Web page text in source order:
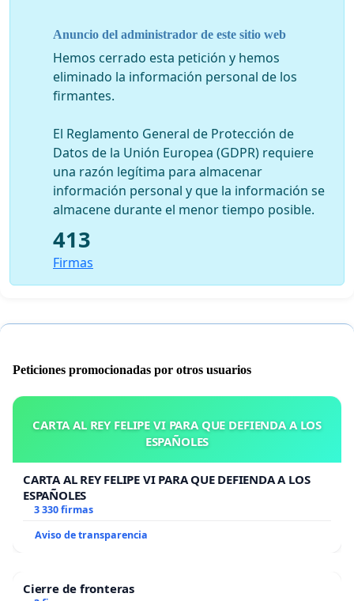
Anuncio del administrador de este sitio web
Hemos cerrado esta petición y hemos
eliminado la información personal de los
firmantes.
El Reglamento General de Protección de
Datos de la Unión Europea (GDPR) requiere
una razón legítima para almacenar
información personal y que la información se
almacene durante el menor tiempo posible.
413
Firmas
Peticiones promocionadas por otros usuarios
CARTA AL REY FELIPE VI PARA QUE DEFIENDA A LOS
ESPAÑOLES
CARTA AL REY FELIPE VI PARA QUE DEFIENDA A LOS
ESPAÑOLES
3 330 firmas
Aviso de transparencia
Cierre de fronteras